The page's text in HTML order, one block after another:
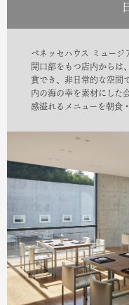
ベネッセハウス ミュージ
開口部をもつ店内からは
賞でき、非日常的な空間
内の海の幸を素材にした
感溢れるメニューを朝食